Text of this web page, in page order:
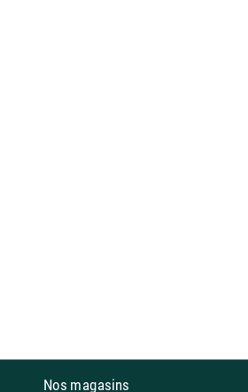
Nos magasins